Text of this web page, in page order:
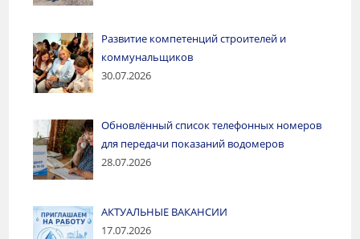
Развитие компетенций строителей и
коммунальщиков
30.07.2026
Обновлённый список телефонных номеров
для передачи показаний водомеров
28.07.2026
АКТУАЛЬНЫЕ ВАКАНСИИ
17.07.2026